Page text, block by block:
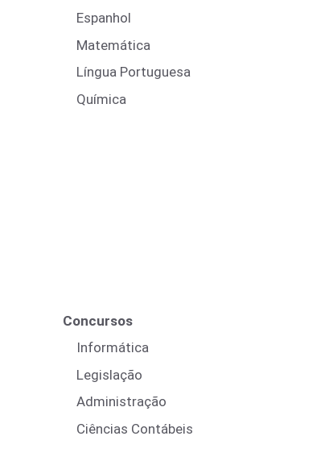
Espanhol
Matemática
Língua Portuguesa
Química
Concursos
Informática
Legislação
Administração
Ciências Contábeis